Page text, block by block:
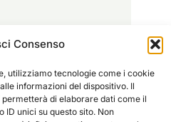
Consenso
utilizziamo tecnologie come i cookie
informazioni del dispositivo. Il
di elaborare dati come il
ID unici su questo sito. Non
EDITORIALE